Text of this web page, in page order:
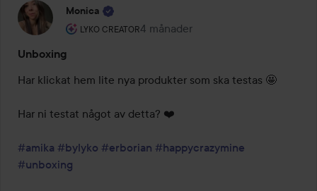
Monica
LYKO CREATOR
Användarens roll: Lyko Creator.
4 månader
Inlägget skapades 4 månader
Unboxing
Har klickat hem lite nya produkter som ska testas 🤩
Har ni testat något av detta? ❤️
#amika #bylyko #erborian #happycrazymine
#unboxing